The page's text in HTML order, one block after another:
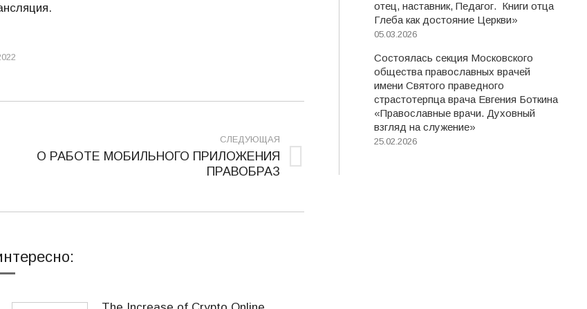
СЛЕДУЮЩАЯ
Следующая
О РАБОТЕ МОБИЛЬНОГО ПРИЛОЖЕНИЯ
ПРАВОБРАЗ
отец, наставник, Педагог. Книги отца
Глеба как достояние Церкви»
05.03.2026
Состоялась секция Московского
общества православных врачей
имени Святого праведного
страстотерпца врача Евгения Боткина
«Православные врачи. Духовный
взгляд на служение»
25.02.2026